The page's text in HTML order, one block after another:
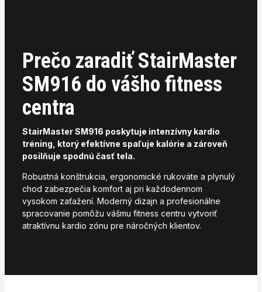
Prečo zaradiť StairMaster
SM916 do vášho fitness
centra
StairMaster SM916 poskytuje intenzívny kardio
tréning, ktorý efektívne spaľuje kalórie a zároveň
posilňuje spodnú časť tela.
Robustná konštrukcia, ergonomické rukoväte a plynulý
chod zabezpečia komfort aj pri každodennom
vysokom zaťažení. Moderný dizajn a profesionálne
spracovanie pomôžu vášmu fitness centru vytvoriť
atraktívnu kardio zónu pre náročných klientov.